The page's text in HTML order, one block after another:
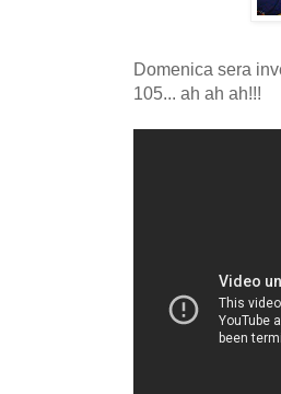
Domenica sera
105... ah ah ah!!!